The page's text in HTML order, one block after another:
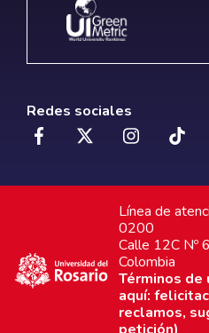
Redes sociales
Línea de
0200
Calle 12C Nº
Colombia
Términos de
aquí:
reclamos,